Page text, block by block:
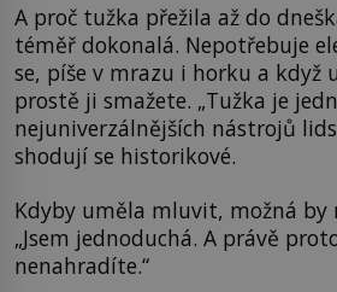
A proč tužka přežila až do
téměř dokonalá. Nepotřebuje
se, píše v mrazu i horku a když
prostě ji smažete. „Tužka je
nejuniverzálnějších nástrojů
shodují se historikové.
Kdyby uměla mluvit, možná by
„Jsem jednoduchá. A právě
nenahradíte.“